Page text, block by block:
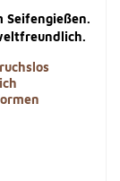
Seifengießen.